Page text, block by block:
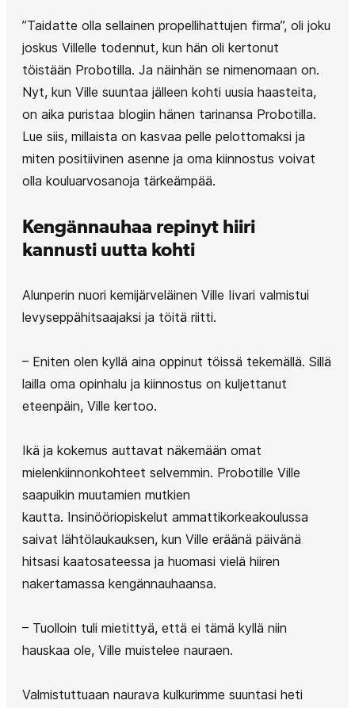
”Taidatte olla sellainen propellihattujen firma”, oli joku
joskus Villelle todennut, kun hän oli kertonut
töistään Probotilla. Ja näinhän se nimenomaan on.
Nyt, kun Ville suuntaa jälleen kohti uusia haasteita,
on aika puristaa blogiin hänen tarinansa Probotilla.
Lue siis, millaista on kasvaa pelle pelottomaksi ja
miten positiivinen asenne ja oma kiinnostus voivat
olla kouluarvosanoja tärkeämpää.
Kengännauhaa repinyt hiiri
kannusti uutta kohti
Alunperin nuori kemijärveläinen Ville Iivari valmistui
levyseppähitsaajaksi ja töitä riitti.
– Eniten olen kyllä aina oppinut töissä tekemällä. Sillä
lailla oma opinhalu ja kiinnostus on kuljettanut
eteenpäin, Ville kertoo.
Ikä ja kokemus auttavat näkemään omat
mielenkiinnonkohteet selvemmin. Probotille Ville
saapuikin muutamien mutkien
kautta. Insinööriopiskelut ammattikorkeakoulussa
saivat lähtölaukauksen, kun Ville eräänä päivänä
hitsasi kaatosateessa ja huomasi vielä hiiren
nakertamassa kengännauhaansa.
– Tuolloin tuli mietittyä, että ei tämä kyllä niin
hauskaa ole, Ville muistelee nauraen.
Valmistuttuaan naurava kulkurimme suuntasi heti